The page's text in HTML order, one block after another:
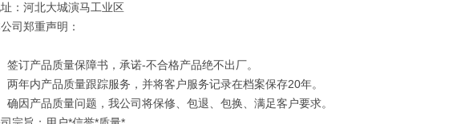
：河北大城演马工业区
司郑重声明：
签订产品质量保障书，承诺-不合格产品绝不出厂。
两年内产品质量跟踪服务，并将客户服务记录在档案保存20年。
确因产品质量问题，我公司将保修、包退、包换、满足客户要求。